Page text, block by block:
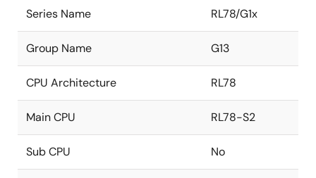
Series Name RL78/G1x
Group Name G13
CPU Architecture RL78
Main CPU RL78-S2
Sub CPU No